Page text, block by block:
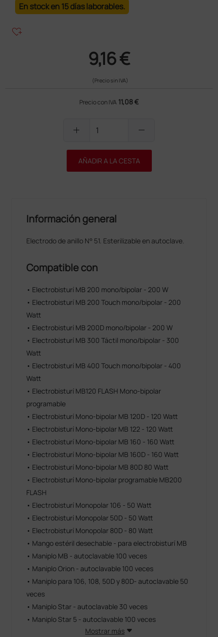
En stock en 15 días laborables.
heart_plus
9,16 €
(Precio sin IVA)
Precio con IVA 11,08 €
add remove
AÑADIR A LA CESTA
Información general
Electrodo de anillo N° 51. Esterilizable en autoclave.
Compatible con
• Electrobisturí MB 200 mono/bipolar - 200 W
• Electrobisturí MB 200 Touch mono/bipolar - 200
Watt
• Electrobisturí MB 200D mono/bipolar - 200 W
• Electrobisturí MB 300 Táctil mono/bipolar - 300
Watt
• Electrobisturí MB 400 Touch mono/bipolar - 400
Watt
• Electrobisturí MB120 FLASH Mono-bipolar
programable
• Electrobisturí Mono-bipolar MB 120D - 120 Watt
• Electrobisturí Mono-bipolar MB 122 - 120 Watt
• Electrobisturí Mono-bipolar MB 160 - 160 Watt
• Electrobisturí Mono-bipolar MB 160D - 160 Watt
• Electrobisturí Mono-bipolar MB 80D 80 Watt
• Electrobisturí Mono-bipolar programable MB200
FLASH
• Electrobisturí Monopolar 106 - 50 Watt
• Electrobisturí Monopolar 50D - 50 Watt
• Electrobisturí Monopolar 80D - 80 Watt
• Mango estéril desechable - para electrobisturí MB
• Maniplo MB - autoclavable 100 veces
• Maniplo Orion - autoclavable 100 veces
• Maniplo para 106, 108, 50D y 80D- autoclavable 50
veces
• Maniplo Star - autoclavable 30 veces
• Maniplo Star 5 - autoclavable 100 veces
Mostrar más